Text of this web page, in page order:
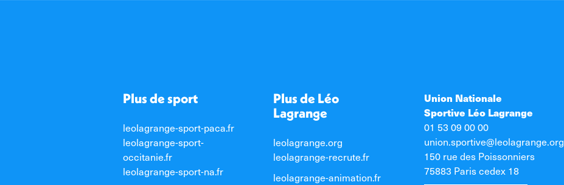
Plus de sport
leolagrange-sport-paca.fr
leolagrange-sport-
occitanie.fr
leolagrange-sport-na.fr
Plus de Léo
Lagrange
leolagrange.org
leolagrange-recrute.fr
leolagrange-animation.fr
Union Nationale
Sportive Léo Lagrange
01 53 09 00 00
union.sportive@leolagrange.org
150 rue des Poissonniers
75883 Paris cedex 18